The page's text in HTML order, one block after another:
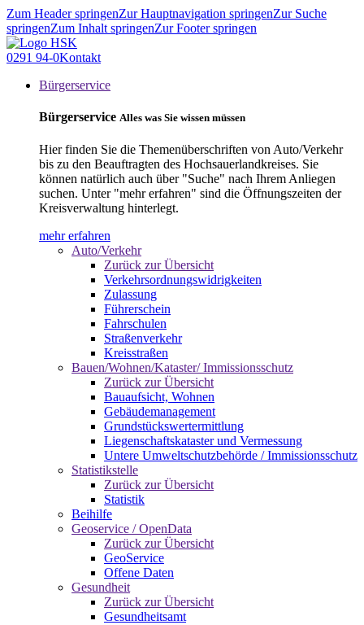
Zum Header springenZur Hauptnavigation springenZur Suche
springenZum Inhalt springenZur Footer springen
0291 94-0Kontakt
Bürgerservice
Bürgerservice Alles was Sie wissen müssen
Hier finden Sie die Themenüberschriften von Auto/Verkehr
bis zu den Beauftragten des Hochsauerlandkreises. Sie
können natürlich auch über "Suche" nach Ihrem Anliegen
suchen. Unter "mehr erfahren" sind die Öffnungszeiten der
Kreisverwaltung hinterlegt.
mehr erfahren
Auto/Verkehr
Zurück zur Übersicht
Verkehrsordnungswidrigkeiten
Zulassung
Führerschein
Fahrschulen
Straßenverkehr
Kreisstraßen
Bauen/Wohnen/Kataster/ Immissionsschutz
Zurück zur Übersicht
Bauaufsicht, Wohnen
Gebäudemanagement
Grundstückswertermittlung
Liegenschaftskataster und Vermessung
Untere Umweltschutzbehörde / Immissionsschutz
Statistikstelle
Zurück zur Übersicht
Statistik
Beihilfe
Geoservice / OpenData
Zurück zur Übersicht
GeoService
Offene Daten
Gesundheit
Zurück zur Übersicht
Gesundheitsamt